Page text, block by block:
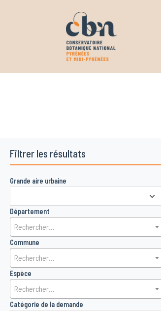
Filtrer les résultats
Grande aire urbaine
Département
Rechercher...
Commune
Rechercher...
Espèce
Rechercher...
Catégorie de la demande